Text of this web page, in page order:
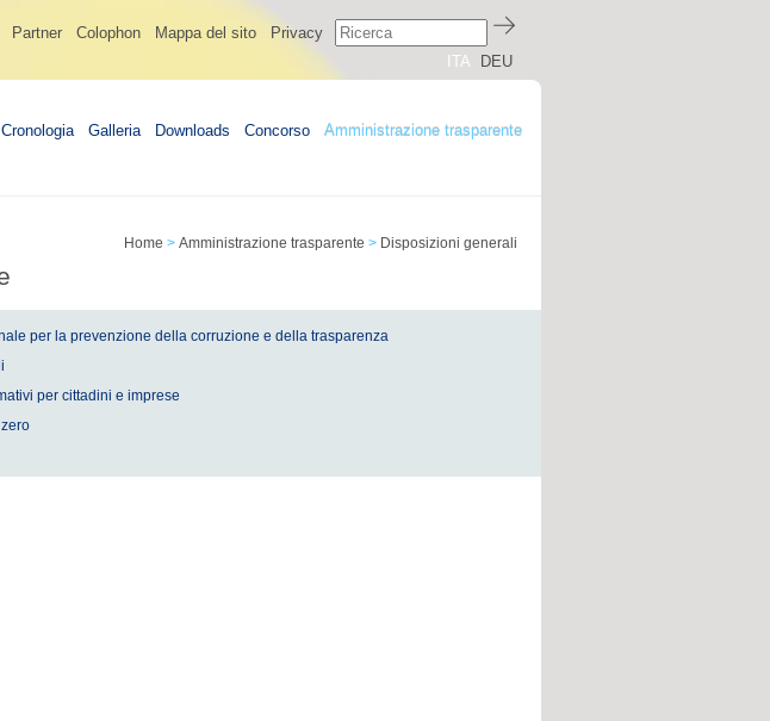
Partner Colophon Mappa del sito
Privacy
ITA
DEU
Cronologia Galleria Downloads Concorso Amministrazione trasparente
Home > Amministrazione trasparente > Disposizioni generali
per la prevenzione della corruzione e della trasparenza
per cittadini e imprese